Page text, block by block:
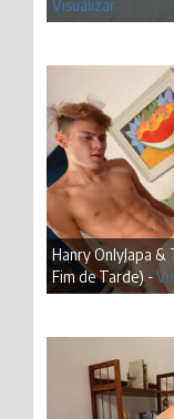
Visualizar
Hanry OnlyJapa
Fim de Tarde) -